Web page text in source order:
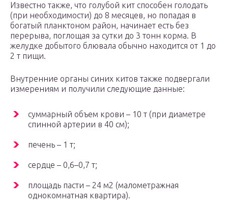
Известно также, что голубой кит способен голодать
(при необходимости) до 8 месяцев, но попадая в
богатый планктоном район, начинает есть без
перерыва, поглощая за сутки до 3 тонн корма. В
желудке добытого блювала обычно находится от 1 до
2 т пищи.
Внутренние органы синих китов также подвергали
измерениям и получили следующие данные:
суммарный объем крови – 10 т (при диаметре
спинной артерии в 40 см);
печень – 1 т;
сердце – 0,6–0,7 т;
площадь пасти – 24 м2 (малометражная
однокомнатная квартира).